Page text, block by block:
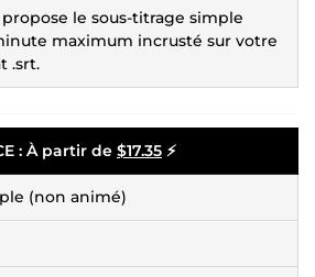
propose le sous-titrage simple
maximum incrusté sur votre
.srt.
: À partir de $17.35 ⚡
(non animé)